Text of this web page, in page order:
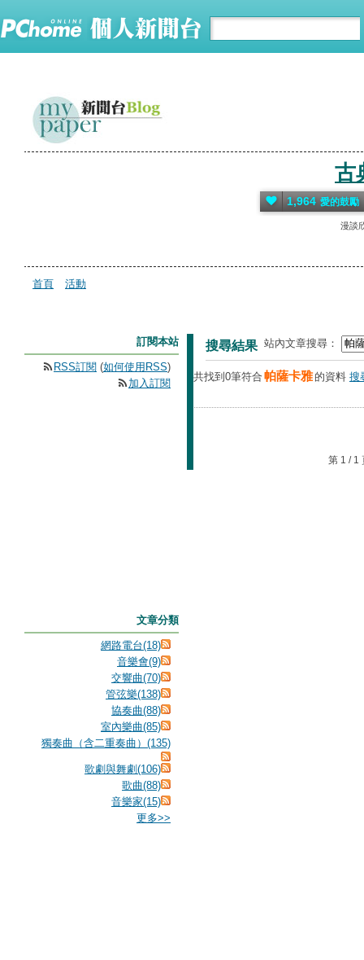
古
漫談
1,964 愛的鼓勵
首頁 活動
搜尋結果 站內文章搜尋：
共找到0筆符合 帕薩卡雅 的資料 搜
第 1 /
訂閱本站
RSS訂閱 (如何使用RSS)
加入訂閱
文章分類
網路電台(18)
音樂會(9)
交響曲(70)
管弦樂(138)
協奏曲(88)
室內樂曲(85)
獨奏曲（含二重奏曲）(135)
歌劇與舞劇(106)
歌曲(88)
音樂家(15)
更多>>